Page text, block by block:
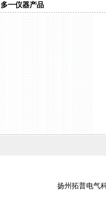
多一仪器产品
扬州拓普电气